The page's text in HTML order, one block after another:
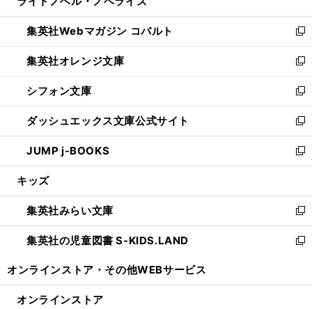
開
く
ウ
で
開
く
ン
ド
ウ
で
開
く
ウ
ィ
ン
ド
ウ
で
開
く
集英社Webマガジン コバルト
新
し
い
ウ
ィ
ン
ド
ウ
で
開
集英社オレンジ文庫
新
し
い
ウ
ィ
ン
ド
ウ
開
く
シフォン文庫
新
し
い
ウ
ィ
ン
ウ
で
開
く
ダッシュエックス文庫公式サイト
新
し
い
ウ
ン
ド
ウ
で
JUMP j-BOOKS
新
し
ウ
ィ
ン
ド
開
キッズ
集英社みらい文庫
新
し
い
ン
集英社の児童図書 S-KIDS.LAND
新
ウ
オンラインストア・ その他WEBサービス
オンラインストア